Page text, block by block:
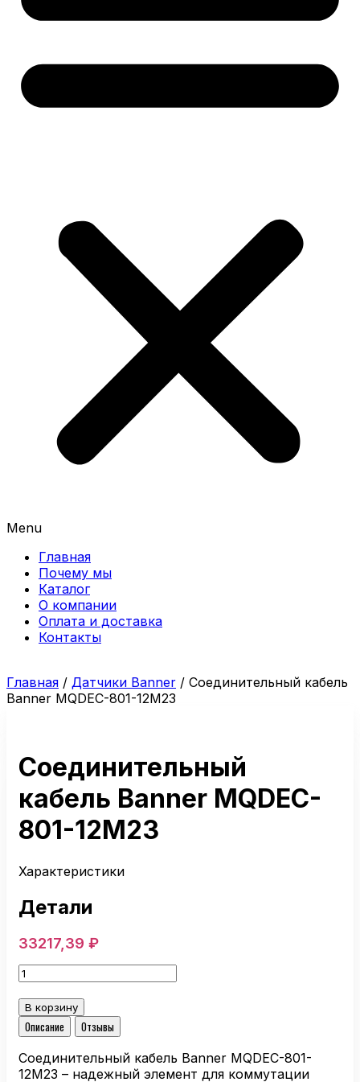
Menu
Главная
Почему мы
Каталог
О компании
Оплата и доставка
Контакты
Главная / Датчики Banner / Соединительный кабель
Banner MQDEC-801-12M23
Соединительный
кабель Banner MQDEC-
801-12M23
Характеристики
Детали
33217,39 ₽
Количество
товара
Соединительный
кабель
Banner
MQDEC-
801-
В корзину
Описание
Отзывы
Соединительный кабель Banner MQDEC-801-
12M23 – надежный элемент для коммутации